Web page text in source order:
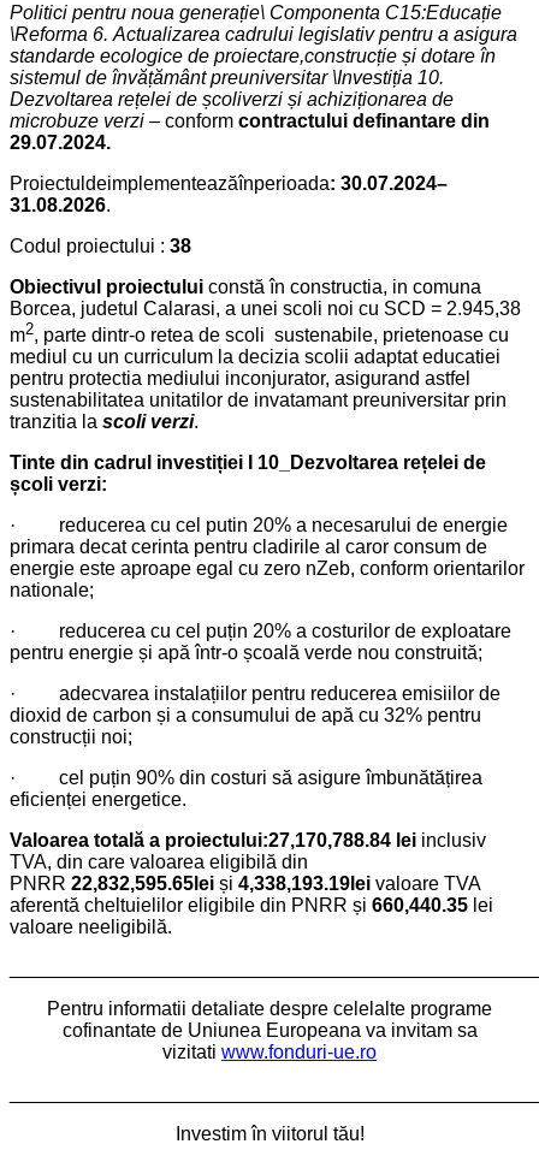
Politici pentru noua generație\ Componenta C15:Educație
\Reforma 6. Actualizarea cadrului legislativ pentru a asigura
standarde ecologice de proiectare,construcție și dotare în
sistemul de învățământ preuniversitar \Investiția 10.
Dezvoltarea rețelei de școliverzi și achiziționarea de
microbuze verzi – conform contractului definantare din
29.07.2024.
Proiectuldeimplementeazăînperioada: 30.07.2024–
31.08.2026.
Codul proiectului : 38
Obiectivul proiectului constă în constructia, in comuna
Borcea, judetul Calarasi, a unei scoli noi cu SCD = 2.945,38
m2, parte dintr-o retea de scoli sustenabile, prietenoase cu
mediul cu un curriculum la decizia scolii adaptat educatiei
pentru protectia mediului inconjurator, asigurand astfel
sustenabilitatea unitatilor de invatamant preuniversitar prin
tranzitia la scoli verzi.
Tinte din cadrul investiției I 10_Dezvoltarea rețelei de
școli verzi:
· reducerea cu cel putin 20% a necesarului de energie
primara decat cerinta pentru cladirile al caror consum de
energie este aproape egal cu zero nZeb, conform orientarilor
nationale;
· reducerea cu cel puțin 20% a costurilor de exploatare
pentru energie și apă într-o școală verde nou construită;
· adecvarea instalațiilor pentru reducerea emisiilor de
dioxid de carbon și a consumului de apă cu 32% pentru
construcții noi;
· cel puțin 90% din costuri să asigure îmbunătățirea
eficienței energetice.
Valoarea totală a proiectului:27,170,788.84 lei inclusiv
TVA, din care valoarea eligibilă din
PNRR 22,832,595.65lei și 4,338,193.19lei valoare TVA
aferentă cheltuielilor eligibile din PNRR și 660,440.35 lei
valoare neeligibilă.
Pentru informatii detaliate despre celelalte programe
cofinantate de Uniunea Europeana va invitam sa
vizitati www.fonduri-ue.ro
Investim în viitorul tău!